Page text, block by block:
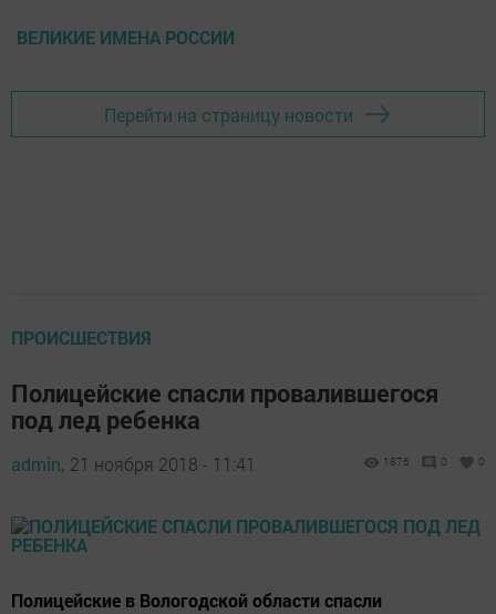
ВЕЛИКИЕ ИМЕНА РОССИИ
Перейти на страницу новости
ПРОИСШЕСТВИЯ
Полицейские спасли провалившегося
под лед ребенка
admin, 21 ноября 2018 - 11:41 1876 0 0
Полицейские в Вологодской области спасли